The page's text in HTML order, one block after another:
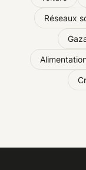
Réseaux